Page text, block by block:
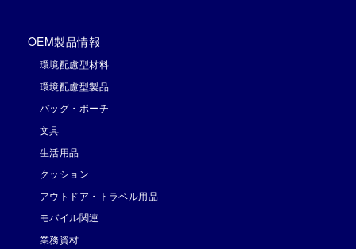
OEM製品情報
環境配慮型材料
環境配慮型製品
バッグ・ポーチ
文具
生活用品
クッション
アウトドア・トラベル用品
モバイル関連
業務資材